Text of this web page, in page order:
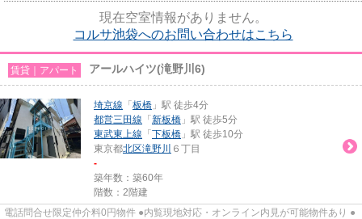
現在空室情報がありません。
コルサ池袋へのお問い合わせはこちら
賃貸｜アパート アールハイツ(滝野川6)
埼京線 「 板橋 」駅 徒歩4分
都営三田線 「 新板橋 」駅 徒歩5分
東武東上線 「 下板橋 」駅 徒歩10分
東京都北区滝野川 ６丁目
-
築年数：築60年
階数：2階建
電話問合せ限定仲介料0円物件 ●内覧現地対応・オンライン内見が可能物件あり ●